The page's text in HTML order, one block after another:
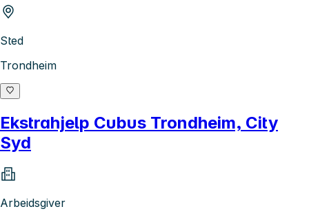
Sted
Trondheim
Ekstrahjelp Cubus Trondheim, City
Syd
Arbeidsgiver